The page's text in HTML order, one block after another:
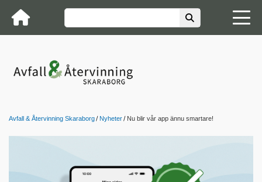
Avfall & Återvinning Skaraborg Nyheter Nu blir vår app ännu smartare!